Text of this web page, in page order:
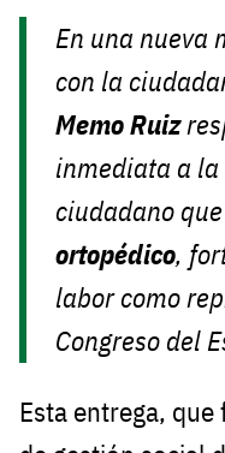
En una nueva
con la
Memo Ruiz
inmediata a
ciudadano
ortopédico,
labor como
Congreso del
Esta entrega,